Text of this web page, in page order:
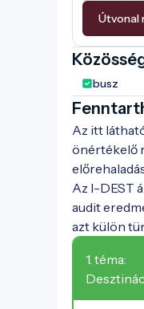
Útvonal
busz
Az itt
önértékelő
Az I-DEST
audit
azt külön
1. téma: